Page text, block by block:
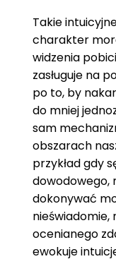
Takie
charakter
widzenia
zasługuje na
po to, by
do mniej
sam
obszarach
przykład gdy
dowodowego,
dokonywać
nieświadomie,
ocenianego
ewokuje